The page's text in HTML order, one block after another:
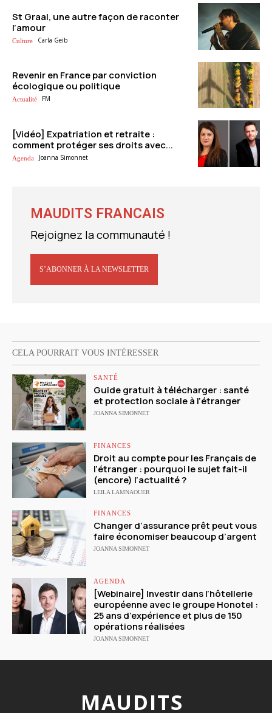
St Graal, une autre façon de raconter
l’amour
Culture Carla Geib
Revenir en France par conviction
écologique ou politique
Actualité FM
[Vidéo] Expatriation et retraite :
comment protéger ses droits avec...
Agenda Joanna Simonnet
MAUDITS FRANCAIS
Rejoignez la communauté !
S’ABONNER À LA NEWSLETTER
CELA POURRAIT VOUS INTÉRESSER
SANTÉ
Guide gratuit à télécharger : santé
et protection sociale à l’étranger
JOANNA SIMONNET
FINANCES
Droit au compte pour les Français de
l’étranger : pourquoi le sujet fait-il
(encore) l’actualité ?
LEILA LAMNAOUER
FINANCES
Changer d’assurance prêt peut vous
faire économiser beaucoup d’argent
JOANNA SIMONNET
AGENDA
[Webinaire] Investir dans l’hôtellerie
européenne avec le groupe Honotel :
25 ans d’expérience et plus de 150
opérations réalisées
JOANNA SIMONNET
MAUDITS